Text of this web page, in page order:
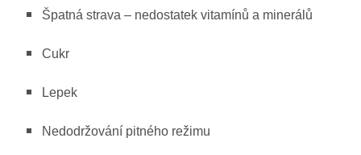
Špatná strava – nedostatek vitamínů a minerálů
Cukr
Lepek
Nedodržování pitného režimu